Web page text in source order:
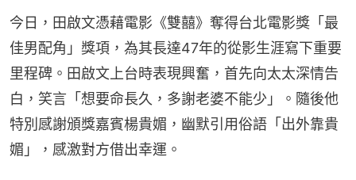
今日，田啟文憑藉電影《雙囍》奪得台北電影獎「最
佳男配角」獎項，為其長達47年的從影生涯寫下重要
里程碑。田啟文上台時表現興奮，首先向太太深情告
白，笑言「想要命長久，多謝老婆不能少」。隨後他
特別感謝頒獎嘉賓楊貴媚，幽默引用俗語「出外靠貴
媚」，感激對方借出幸運。